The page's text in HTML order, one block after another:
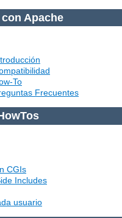
Apache
To
Frecuentes
CGIs
Includes
usuario